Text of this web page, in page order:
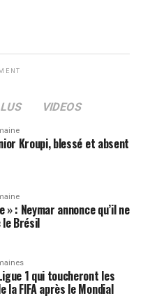
Barça
l’élimination en
VIDEOS
Kroupi, blessé et absent
» : Neymar annonce qu’il ne
Brésil
1 qui toucheront les
la FIFA après le Mondial